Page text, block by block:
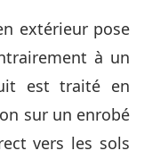
extérieur pose
à un
est traité en
sur un enrobé
vers les sols